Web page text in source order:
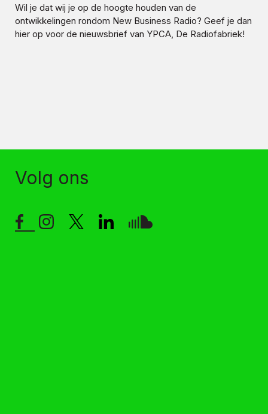
Wil je dat wij je op de hoogte houden van de
ontwikkelingen rondom New Business Radio? Geef je dan
hier op voor de nieuwsbrief van YPCA, De Radiofabriek!
Volg ons